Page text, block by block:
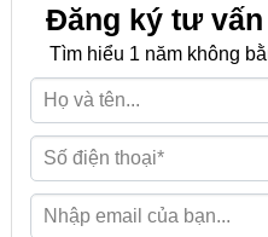
Đăng ký tư
Tìm hiểu 1 năm không